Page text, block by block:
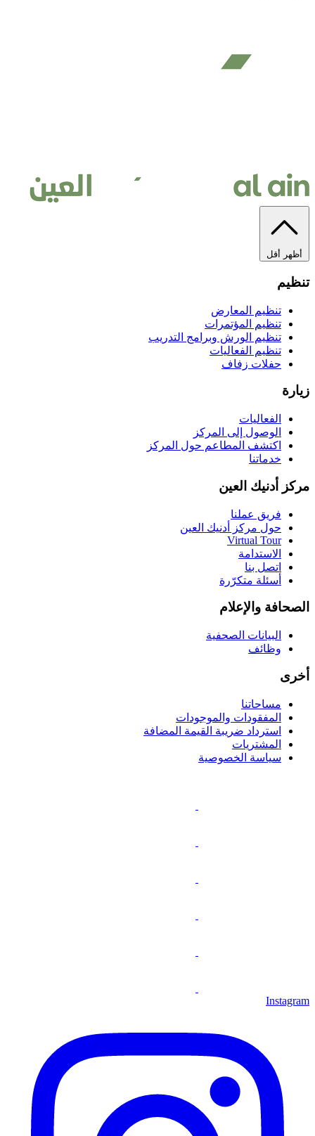
أظهر أقل
تنظيم
تنظيم المعارض
تنظيم المؤتمرات
تنظيم الورش وبرامج التدريب
تنظيم الفعاليات
حفلات زفاف
زيارة
الفعاليات
الوصول إلى المركز
اكتشف المطاعم حول المركز
خدماتنا
مركز أدنيك العين
فريق عملنا
حول مركز أدنيك العين
Virtual Tour
الاستدامة
اتصل بنا
أسئلة متكرّرة
الصحافة والإعلام
البيانات الصحفية
وظائف
أخرى
مساحاتنا
المفقودات والموجودات
استرداد ضريبة القيمة المضافة
المشتريات
سياسة الخصوصية
Instagram